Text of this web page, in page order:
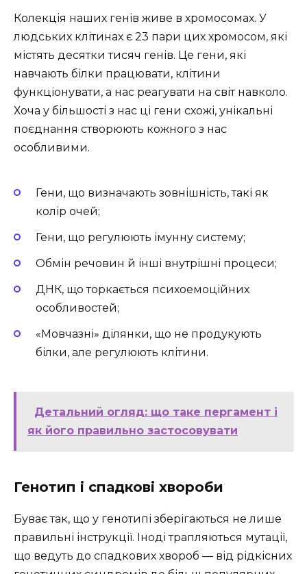
Колекція наших генів живе в хромосомах. У
людських клітинах є 23 пари цих хромосом, які
містять десятки тисяч генів. Це гени, які
навчають білки працювати, клітини
функціонувати, а нас реагувати на світ навколо.
Хоча у більшості з нас ці гени схожі, унікальні
поєднання створюють кожного з нас
особливими.
Гени, що визначають зовнішність, такі як
колір очей;
Гени, що регулюють імунну систему;
Обмін речовин й інші внутрішні процеси;
ДНК, що торкається психоемоційних
особливостей;
«Мовчазні» ділянки, що не продукують
білки, але регулюють клітини.
Детальний огляд: що таке пергамент і
як його правильно застосовувати
Генотип і спадкові хвороби
Буває так, що у генотипі зберігаються не лише
правильні інструкції. Іноді трапляються мутації,
що ведуть до спадкових хвороб — від рідкісних